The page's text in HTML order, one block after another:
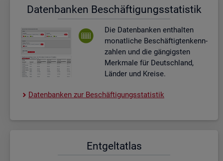
Da­ten­ban­ken Be­schäf­ti­gungs­sta­tis­tik
Die Da­ten­ban­ken ent­hal­ten
mo­nat­li­che Be­schäf­tig­ten­kenn­
zah­len und die gän­gigs­ten
Merk­ma­le für Deutsch­land,
Län­der und Krei­se.
Da­ten­ban­ken zur Be­schäf­ti­gungs­sta­tis­tik
Ent­gel­t­at­las